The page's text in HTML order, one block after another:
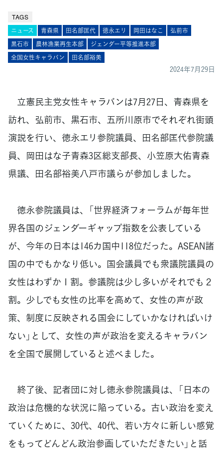
TAGS
ニュース 青森県 田名部匡代 徳永エリ 岡田はなこ
弘前市
黒石市
農林漁業再生本部
ジェンダー平等推進本部
全国女性キャラバン
田名部裕美
2024年7月29日
立憲民主党女性キャラバンは7月27日、青森県を
訪れ、弘前市、黒石市、五所川原市でそれぞれ街頭
演説を行い、徳永エリ参院議員、田名部匡代参院議
員、岡田はな子青森3区総支部長、小笠原大佑青森
県議、田名部裕美八戸市議らが参加しました。
徳永参院議員は、「世界経済フォーラムが毎年世
界各国のジェンダーギャップ指数を公表している
が、今年の日本は146カ国中118位だった。ASEAN諸
国の中でもかなり低い。国会議員でも衆議院議員の
女性はわずか１割。参議院は少し多いがそれでも２
割。少しでも女性の比率を高めて、女性の声が政
策、制度に反映される国会にしていかなければいけ
ない」として、女性の声が政治を変えるキャラバン
を全国で展開していると述べました。
終了後、記者団に対し徳永参院議員は、「日本の
政治は危機的な状況に陥っている。古い政治を変え
ていくために、30代、40代、若い方々に新しい感覚
をもってどんどん政治参画していただきたい」と話